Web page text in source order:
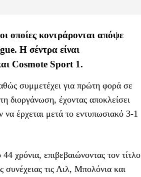
οποίες κοντράρονται απόψε
Η σέντρα είναι
Cosmote Sport 1.
συμμετέχει για πρώτη φορά σε
διοργάνωση, έχοντας αποκλείσει
έρχεται μετά το εντυπωσιακό 3-1
χρόνια, επιβεβαιώνοντας τον τίτλο
τις Λιλ, Μπολόνια και